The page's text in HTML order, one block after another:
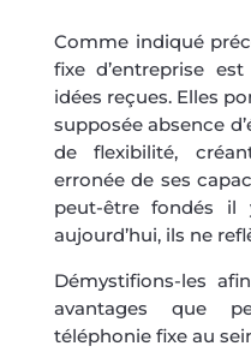
Comme indiqué
fixe d’entreprise
idées reçues. Elles
supposée absence
de flexibilité,
erronée de ses
peut-être fondés
aujourd’hui, ils ne
Démystifions-les
avantages que
téléphonie fixe au